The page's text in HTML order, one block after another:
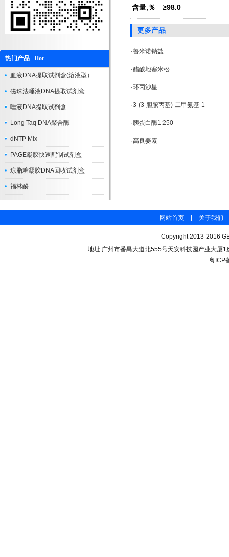
热门产品 Hot
血液DNA提取试剂盒(溶液型）
磁珠法唾液DNA提取试剂盒
唾液DNA提取试剂盒
Long Taq DNA聚合酶
dNTP Mix
PAGE凝胶快速配制试剂盒
琼脂糖凝胶DNA回收试剂盒
福林酚
含量,％ ≥98.0
更多产品
·鲁米诺钠盐
·醋酸地塞米松
·环丙沙星
·3-(3-胆胺丙基)-二甲氨基-1-
·胰蛋白酶1:250
·高良姜素
网站首页 关于我们
Copyright 2013-2016
地址:广州市番禺大道北555号天安科技园产业大厦
粤ICP